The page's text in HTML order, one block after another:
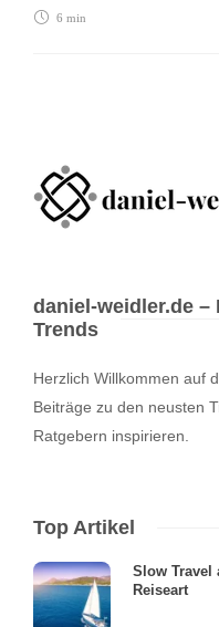
6 min
daniel-weidler.de
Trends
Herzlich Willkommen auf
Beiträge zu den neusten
Ratgebern inspirieren.
Top Artikel
Slow Travel
Reiseart